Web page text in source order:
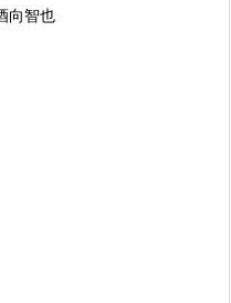
向智也